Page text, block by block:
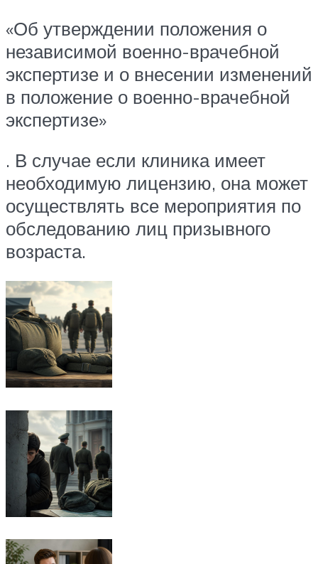
«Об утверждении положения о
независимой военно-врачебной
экспертизе и о внесении изменений
в положение о военно-врачебной
экспертизе»
. В случае если клиника имеет
необходимую лицензию, она может
осуществлять все мероприятия по
обследованию лиц призывного
возраста.